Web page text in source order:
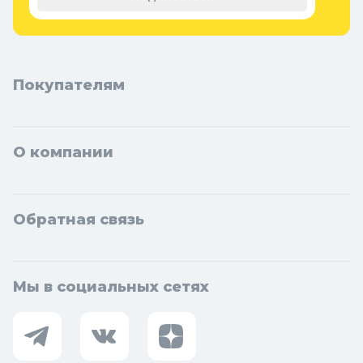
Лыткарино, Павловский Посад, Ступино, Котельники, Фрязино,
Дзержинский, Солнечногорск, Новосибирска и Новосибирской
области: Бердск, Искитим, Кольцово.
Покупателям
О компании
Обратная связь
Мы в социальных сетях